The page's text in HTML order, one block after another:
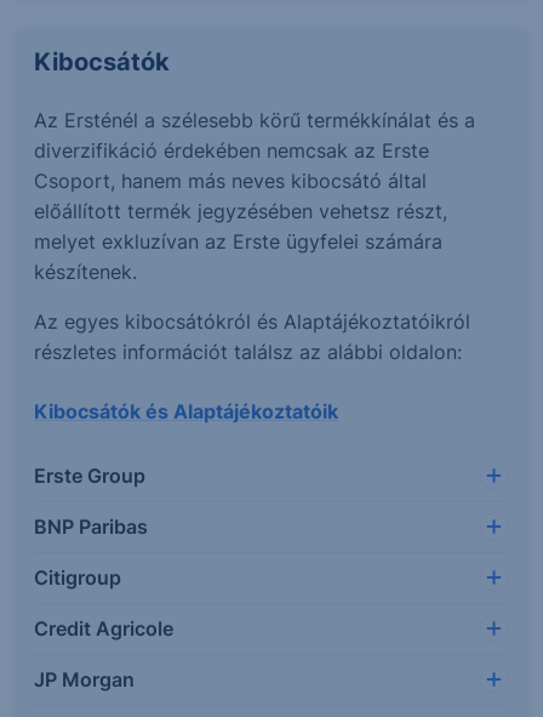
Kibocsátók
Az Ersténél a szélesebb körű termékkínálat és a
diverzifikáció érdekében nemcsak az Erste
Csoport, hanem más neves kibocsátó által
előállított termék jegyzésében vehetsz részt,
melyet exkluzívan az Erste ügyfelei számára
készítenek.
Az egyes kibocsátókról és Alaptájékoztatóikról
részletes információt találsz az alábbi oldalon:
Kibocsátók és Alaptájékoztatóik
Erste Group
BNP Paribas
Citigroup
Credit Agricole
JP Morgan